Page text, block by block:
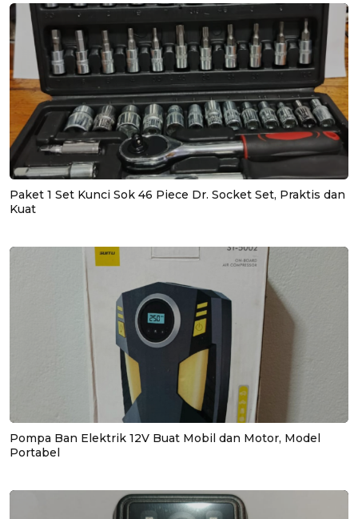
Paket 1 Set Kunci Sok 46 Piece Dr. Socket Set, Praktis dan
Kuat
Pompa Ban Elektrik 12V Buat Mobil dan Motor, Model
Portabel